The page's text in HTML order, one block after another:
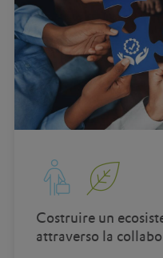
Costruire un
attraverso la